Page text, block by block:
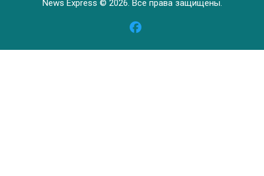
News Express © 2026. Все права защищены.